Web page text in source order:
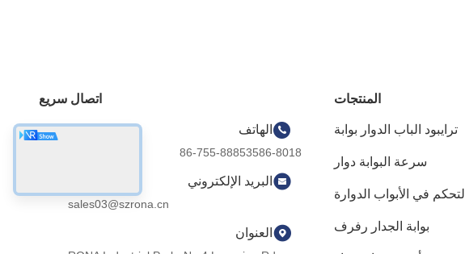
المنتجات
ترايبود الباب الدوار بوابة
سرعة البوابة دوار
التحكم في الأبواب الدوارة
بوابة الجدار رفرف
اتصال سريع
الهاتف
86-755-88853586-8018
البريد الإلكتروني
sales03@szrona.cn
العنوان